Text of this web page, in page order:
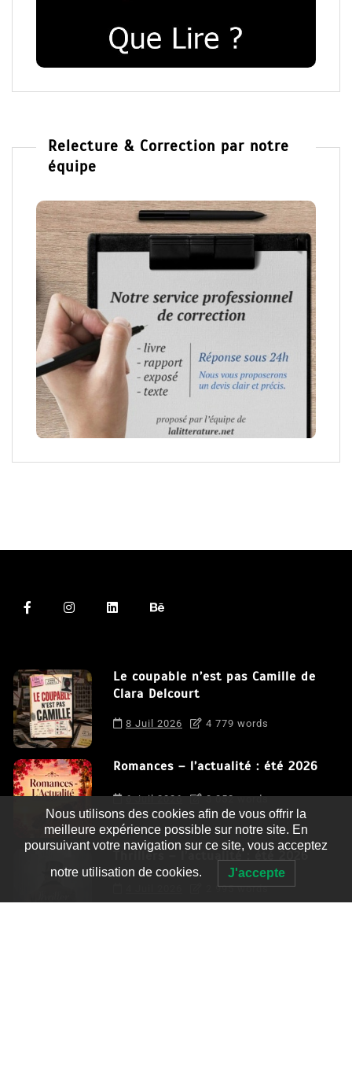
Relecture & Correction par notre
équipe
Le coupable n’est pas Camille de
Clara Delcourt
8 Juil 2026 4 779 words
Romances – l’actualité : été 2026
6 Juil 2026 3 052 words
Thrillers – l’actualité : été 2026
2 995 words
Nous utilisons des cookies afin de vous offrir la
meilleure expérience possible sur notre site. En
poursuivant votre navigation sur ce site, vous acceptez
notre utilisation de cookies. J'accepte